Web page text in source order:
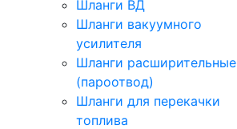
Шланги ВД
Шланги вакуумного
усилителя
Шланги расширительные
(пароотвод)
Шланги для перекачки
топлива